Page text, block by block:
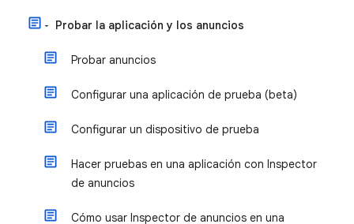
Probar la aplicación y los anuncios
Probar anuncios
Configurar una aplicación de prueba (beta)
Configurar un dispositivo de prueba
Hacer pruebas en una aplicación con Inspector
de anuncios
Cómo usar Inspector de anuncios en una